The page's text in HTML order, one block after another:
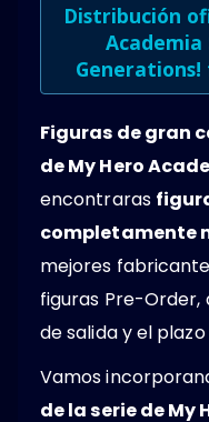
Distribución
Generations!
Figuras de gran
de My Hero
encontraras
completamente
mejores
figuras Pre-
de salida y el
Vamos
de la serie de My